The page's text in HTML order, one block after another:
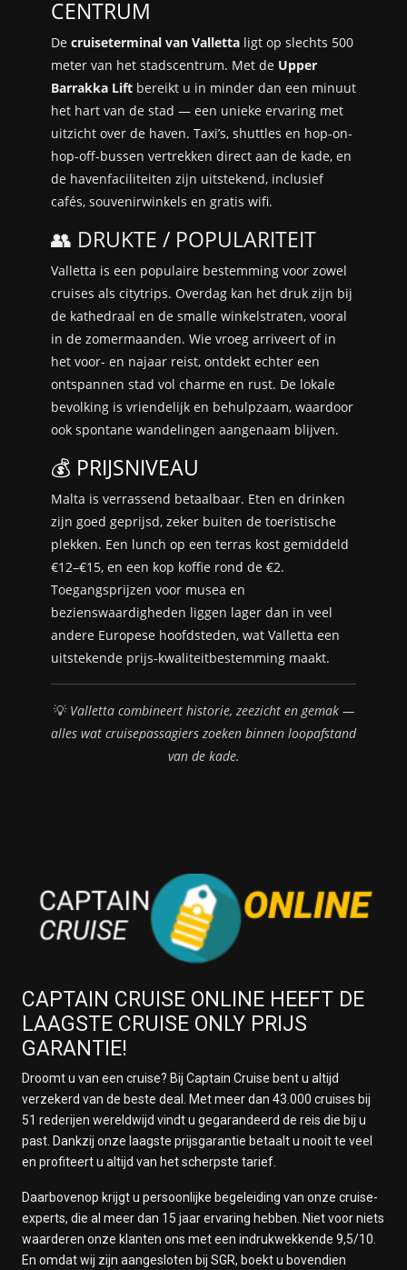
CENTRUM
De cruiseterminal van Valletta ligt op slechts 500
meter van het stadscentrum. Met de Upper
Barrakka Lift bereikt u in minder dan een minuut
het hart van de stad — een unieke ervaring met
uitzicht over de haven. Taxi’s, shuttles en hop-on-
hop-off-bussen vertrekken direct aan de kade, en
de havenfaciliteiten zijn uitstekend, inclusief
cafés, souvenirwinkels en gratis wifi.
👥 DRUKTE / POPULARITEIT
Valletta is een populaire bestemming voor zowel
cruises als citytrips. Overdag kan het druk zijn bij
de kathedraal en de smalle winkelstraten, vooral
in de zomermaanden. Wie vroeg arriveert of in
het voor- en najaar reist, ontdekt echter een
ontspannen stad vol charme en rust. De lokale
bevolking is vriendelijk en behulpzaam, waardoor
ook spontane wandelingen aangenaam blijven.
💰 PRIJSNIVEAU
Malta is verrassend betaalbaar. Eten en drinken
zijn goed geprijsd, zeker buiten de toeristische
plekken. Een lunch op een terras kost gemiddeld
€12–€15, en een kop koffie rond de €2.
Toegangsprijzen voor musea en
bezienswaardigheden liggen lager dan in veel
andere Europese hoofdsteden, wat Valletta een
uitstekende prijs-kwaliteitbestemming maakt.
💡 Valletta combineert historie, zeezicht en gemak —
alles wat cruisepassagiers zoeken binnen loopafstand
van de kade.
CAPTAIN CRUISE ONLINE HEEFT DE
LAAGSTE CRUISE ONLY PRIJS
GARANTIE!
Droomt u van een cruise? Bij Captain Cruise bent u altijd
verzekerd van de beste deal. Met meer dan 43.000 cruises bij
51 rederijen wereldwijd vindt u gegarandeerd de reis die bij u
past. Dankzij onze laagste prijsgarantie betaalt u nooit te veel
en profiteert u altijd van het scherpste tarief.
Daarbovenop krijgt u persoonlijke begeleiding van onze cruise-
experts, die al meer dan 15 jaar ervaring hebben. Niet voor niets
waarderen onze klanten ons met een indrukwekkende 9,5/10.
En omdat wij zijn aangesloten bij SGR, boekt u bovendien